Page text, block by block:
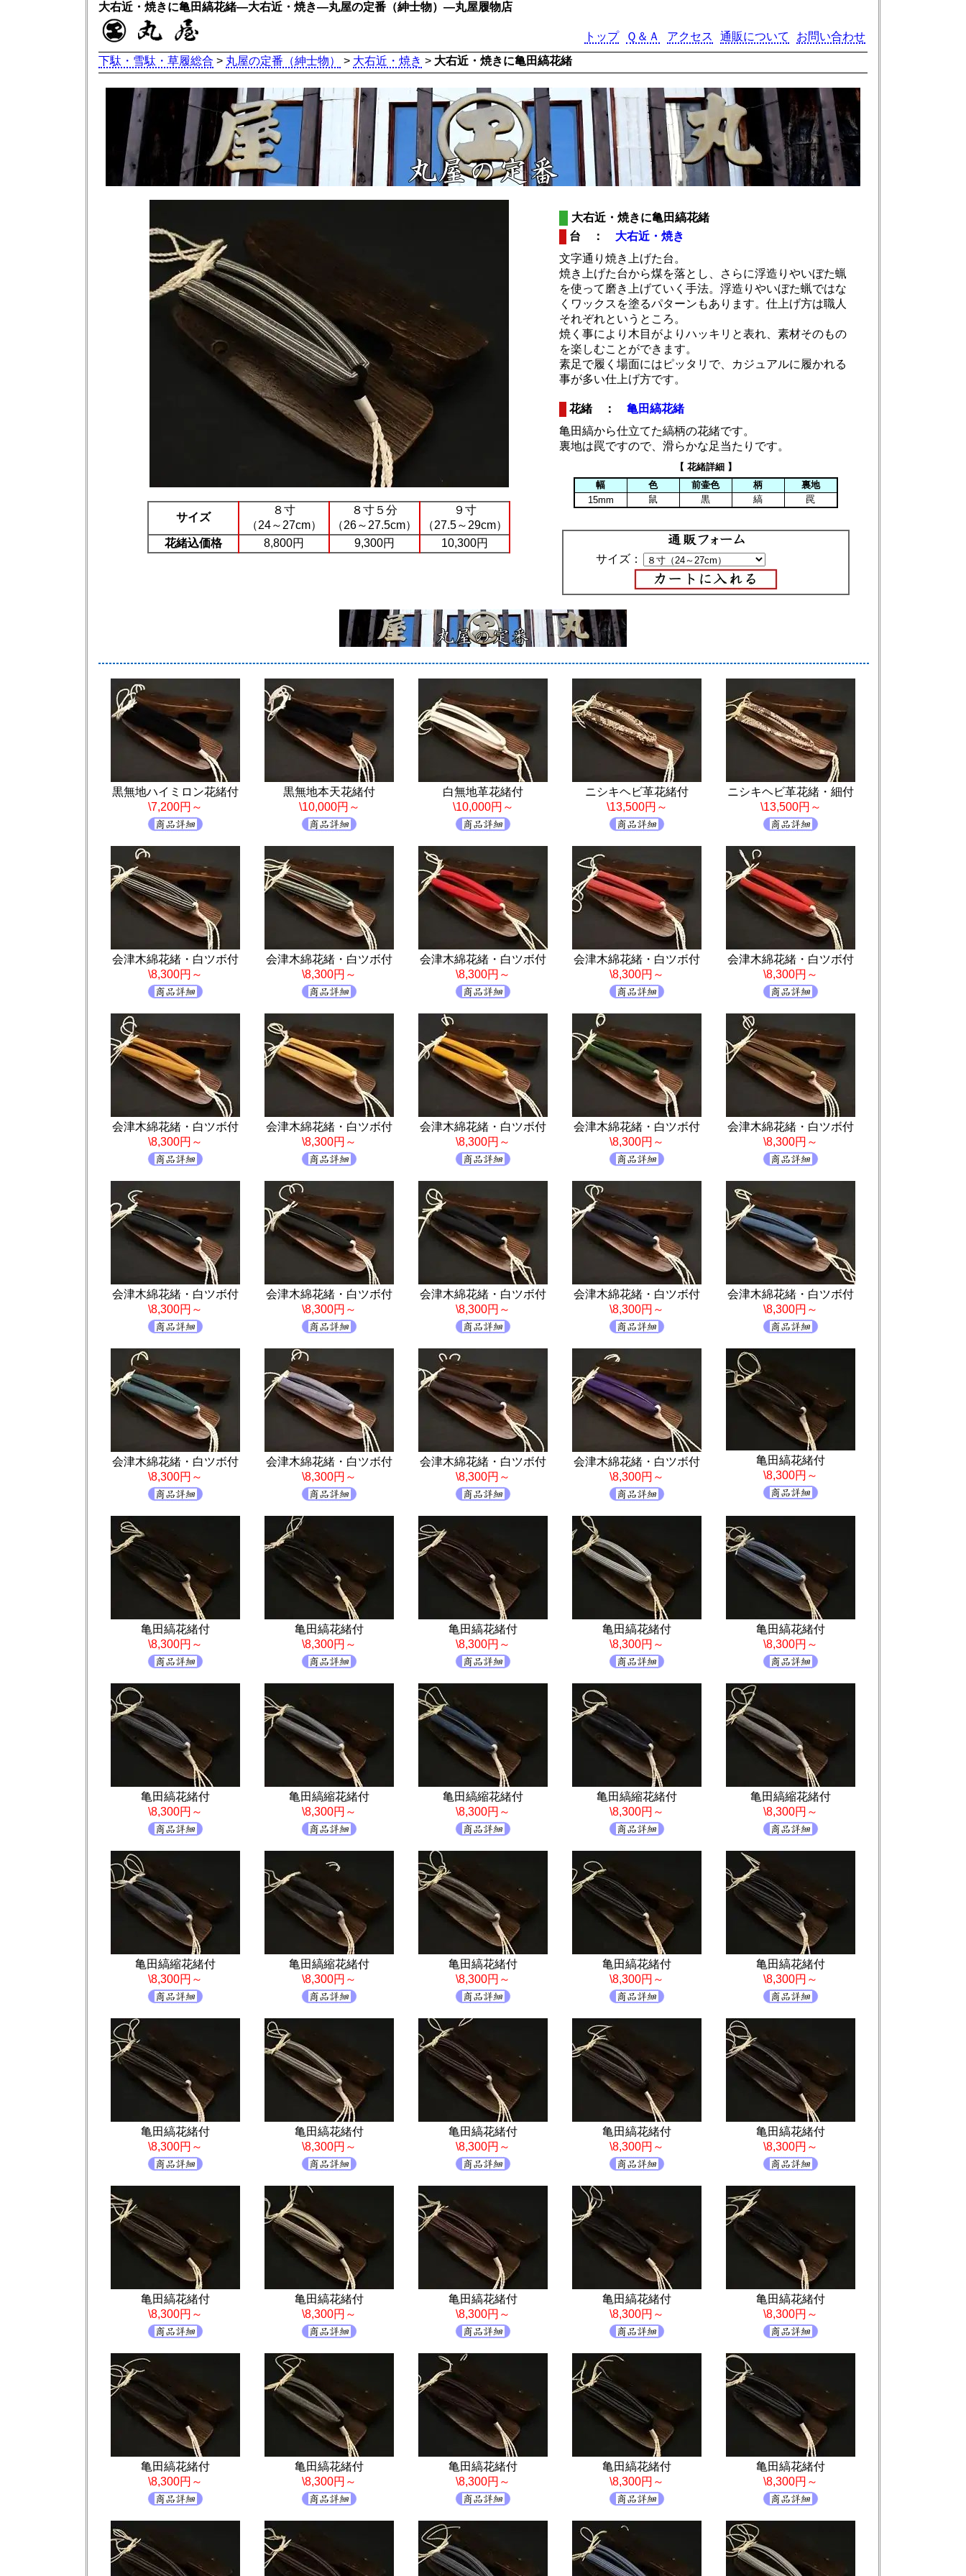
大右近・焼きに亀田縞花緒―大右近・焼き―丸屋の定番（紳士物）―丸屋履物店
トップ Ｑ＆Ａ アクセス 通販について
お問い合わせ
下駄・雪駄・草履総合 > 丸屋の定番（紳士物） > 大右近・焼き > 大右近・焼きに亀田縞花緒
サイズ
８寸
（24～27cm）
８寸５分
（26～27.5cm）
９寸
（27.5～29cm）
花緒込価格
8,800円 9,300円 10,300円
大右近・焼きに亀田縞花緒
台 ： 大右近・焼き
文字通り焼き上げた台。
焼き上げた台から煤を落とし、さらに浮造りやいぼた蝋
を使って磨き上げていく手法。浮造りやいぼた蝋ではな
くワックスを塗るパターンもあります。仕上げ方は職人
それぞれというところ。
焼く事により木目がよりハッキリと表れ、素材そのもの
を楽しむことができます。
素足で履く場面にはピッタリで、カジュアルに履かれる
事が多い仕上げ方です。
花緒 ：亀田縞花緒
亀田縞から仕立てた縞柄の花緒です。
裏地は罠ですので、滑らかな足当たりです。
【 花緒詳細 】
幅
色 前壷色 柄
裏地
15mm
鼠 黒 縞 罠
サイズ：
黒無地ハイミロン花緒付
\7,200円～
黒無地本天花緒付
\10,000円～
白無地革花緒付
\10,000円～
ニシキヘビ革花緒付
\13,500円～
ニシキヘビ革花緒・細付
\13,500円～
会津木綿花緒・白ツボ付
\8,300円～
会津木綿花緒・白ツボ付
\8,300円～
会津木綿花緒・白ツボ付
\8,300円～
会津木綿花緒・白ツボ付
\8,300円～
会津木綿花緒・白ツボ付
\8,300円～
会津木綿花緒・白ツボ付
\8,300円～
会津木綿花緒・白ツボ付
\8,300円～
会津木綿花緒・白ツボ付
\8,300円～
会津木綿花緒・白ツボ付
\8,300円～
会津木綿花緒・白ツボ付
\8,300円～
会津木綿花緒・白ツボ付
\8,300円～
会津木綿花緒・白ツボ付
\8,300円～
会津木綿花緒・白ツボ付
\8,300円～
会津木綿花緒・白ツボ付
\8,300円～
会津木綿花緒・白ツボ付
\8,300円～
会津木綿花緒・白ツボ付
\8,300円～
会津木綿花緒・白ツボ付
\8,300円～
会津木綿花緒・白ツボ付
\8,300円～
会津木綿花緒・白ツボ付
\8,300円～
亀田縞花緒付
\8,300円～
亀田縞花緒付
\8,300円～
亀田縞花緒付
\8,300円～
亀田縞花緒付
\8,300円～
亀田縞花緒付
\8,300円～
亀田縞花緒付
\8,300円～
亀田縞花緒付
\8,300円～
亀田縞縮花緒付
\8,300円～
亀田縞縮花緒付
\8,300円～
亀田縞縮花緒付
\8,300円～
亀田縞縮花緒付
\8,300円～
亀田縞縮花緒付
\8,300円～
亀田縞縮花緒付
\8,300円～
亀田縞花緒付
\8,300円～
亀田縞花緒付
\8,300円～
亀田縞花緒付
\8,300円～
亀田縞花緒付
\8,300円～
亀田縞花緒付
\8,300円～
亀田縞花緒付
\8,300円～
亀田縞花緒付
\8,300円～
亀田縞花緒付
\8,300円～
亀田縞花緒付
\8,300円～
亀田縞花緒付
\8,300円～
亀田縞花緒付
\8,300円～
亀田縞花緒付
\8,300円～
亀田縞花緒付
\8,300円～
亀田縞花緒付
\8,300円～
亀田縞花緒付
\8,300円～
亀田縞花緒付
\8,300円～
亀田縞花緒付
\8,300円～
亀田縞花緒付
\8,300円～